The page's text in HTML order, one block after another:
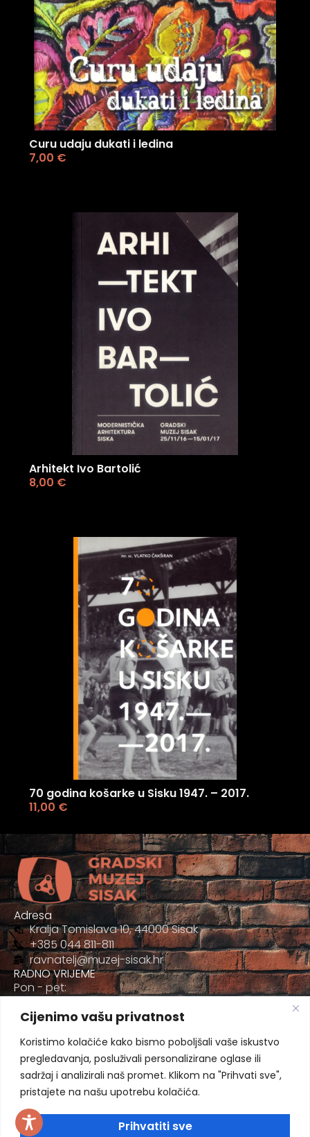
Cijenimo vašu privatnost
Koristimo kolačiće kako bismo poboljšali vaše iskustvo
pregledavanja, posluživali personalizirane oglase ili
sadržaj i analizirali naš promet. Klikom na "Prihvati sve",
pristajete na našu upotrebu kolačića.
Prihvatiti sve
Curu udaju dukati i ledina
7,00 €
Arhitekt Ivo Bartolić
8,00 €
70 godina košarke u Sisku 1947. – 2017.
11,00 €
Adresa
Kralja Tomislava 10, 44000 Sisak
+385 044 811-811
ravnatelj@muzej-sisak.hr
RADNO VRIJEME
Pon - pet:
Sub